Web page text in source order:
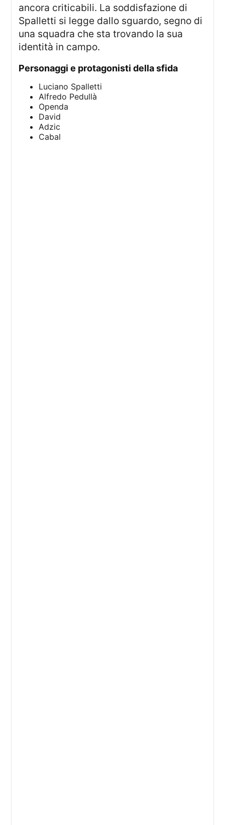
ancora criticabili. La soddisfazione di
Spalletti si legge dallo sguardo, segno di
una squadra che sta trovando la sua
identità in campo.
Personaggi e protagonisti della sfida
Luciano Spalletti
Alfredo Pedullà
Openda
David
Adzic
Cabal